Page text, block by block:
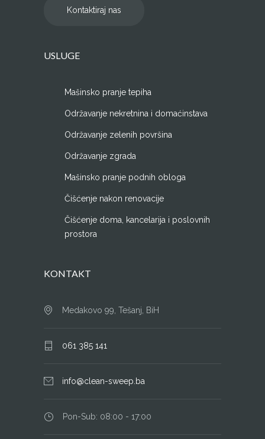
Kontaktiraj nas
USLUGE
Mašinsko pranje tepiha
Održavanje nekretnina i domaćinstava
Održavanje zelenih površina
Održavanje zgrada
Mašinsko pranje podnih obloga
Čišćenje nakon renovacije
Čišćenje doma, kancelarija i poslovnih
prostora
KONTAKT
Medakovo 99, Tešanj, BiH
061 385 141
info@clean-sweep.ba
Pon-Sub: 08:00 - 17:00